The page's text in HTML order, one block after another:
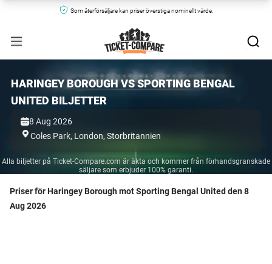
Som återförsäljare kan priser överstiga nominellt värde.
HARINGEY BOROUGH VS SPORTING BENGAL
UNITED BILJETTER
8 Aug 2026
Coles Park, London,Storbritannien
Alla biljetter på Ticket-Compare.com är äkta och kommer från förhandsgranskade
säljare som erbjuder 100% garanti.
Priser för Haringey Borough mot Sporting Bengal United den 8
Aug 2026